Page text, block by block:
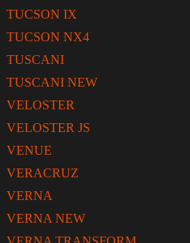
TUCSON IX
TUCSON NX4
TUSCANI
TUSCANI NEW
VELOSTER
VELOSTER JS
VENUE
VERACRUZ
VERNA
VERNA NEW